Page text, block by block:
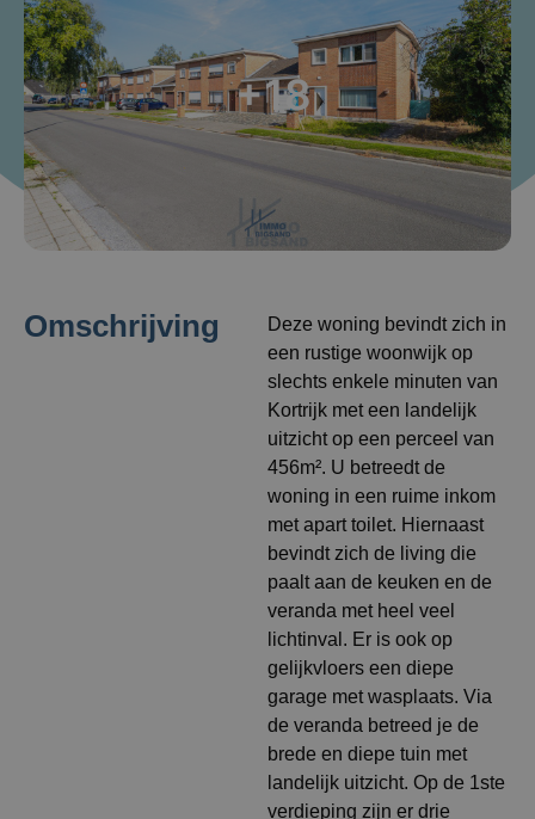
+18
Omschrijving
Deze woning bevindt zich in
een rustige woonwijk op
slechts enkele minuten van
Kortrijk met een landelijk
uitzicht op een perceel van
456m². U betreedt de
woning in een ruime inkom
met apart toilet. Hiernaast
bevindt zich de living die
paalt aan de keuken en de
veranda met heel veel
lichtinval. Er is ook op
gelijkvloers een diepe
garage met wasplaats. Via
de veranda betreed je de
brede en diepe tuin met
landelijk uitzicht. Op de 1ste
verdieping zijn er drie